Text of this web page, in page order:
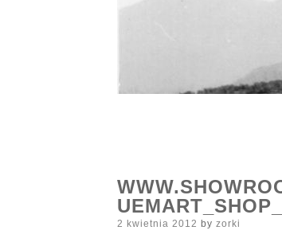
Posted
2 kwietnia 2012 by zorki